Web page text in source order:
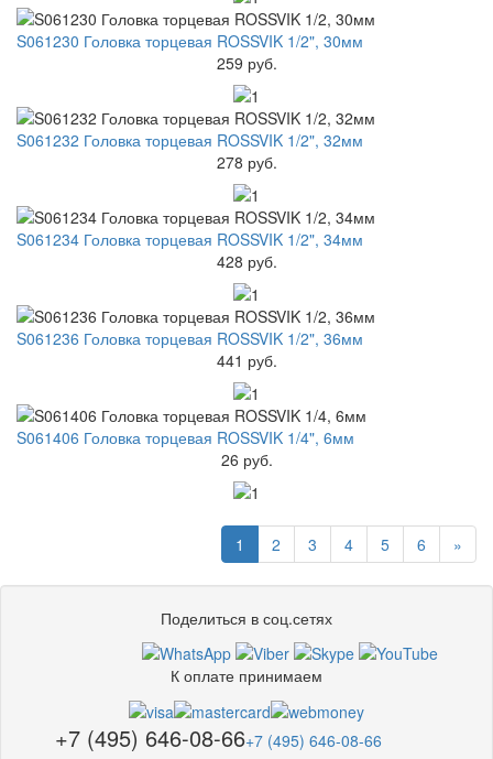
S061230 Головка торцевая ROSSVIK 1/2", 30мм
259 руб.
S061232 Головка торцевая ROSSVIK 1/2", 32мм
278 руб.
S061234 Головка торцевая ROSSVIK 1/2", 34мм
428 руб.
S061236 Головка торцевая ROSSVIK 1/2", 36мм
441 руб.
S061406 Головка торцевая ROSSVIK 1/4", 6мм
26 руб.
1 2 3 4 5 6 »
Поделиться в соц.сетях
К оплате принимаем
+7 (495) 646-08-66+7 (495) 646-08-66